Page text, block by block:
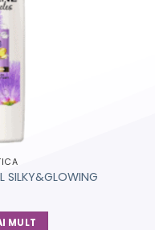
SILKY&GLOWING
MULT